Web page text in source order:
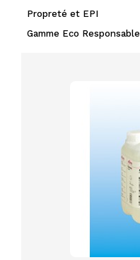
Propreté et EPI
Gamme Eco Responsable